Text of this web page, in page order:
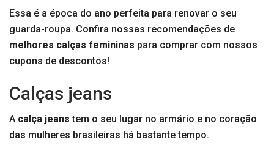
Essa é a época do ano perfeita para renovar o seu
guarda-roupa. Confira nossas recomendações de
melhores calças femininas para comprar com nossos
cupons de descontos!
Calças jeans
A calça jeans tem o seu lugar no armário e no coração
das mulheres brasileiras há bastante tempo.